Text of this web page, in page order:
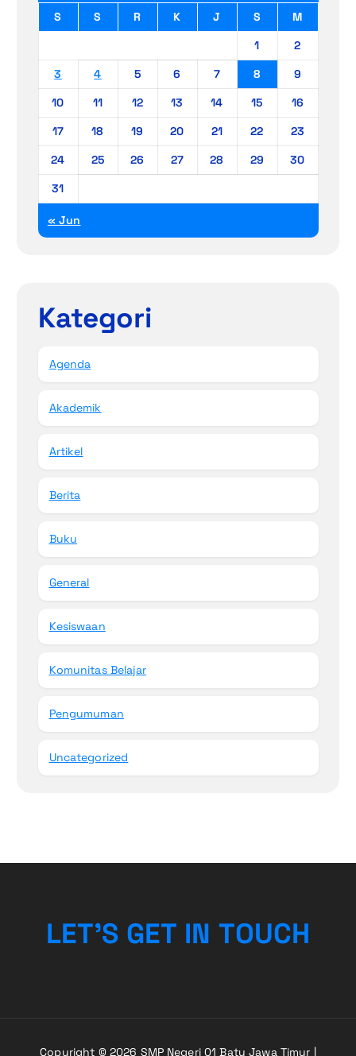
S S R K J S
M
1
2
3
4 5 6 7 8
9
10
11 12 13 14 15
16
17
18 19 20 21 22
23
24
25 26 27 28 29
30
31
« Jun
Kategori
Agenda
Akademik
Artikel
Berita
Buku
General
Kesiswaan
Komunitas Belajar
Pengumuman
Uncategorized
LET’S GET IN TOUCH
Copyright © 2026 SMP Negeri 01 Batu Jawa Timur |